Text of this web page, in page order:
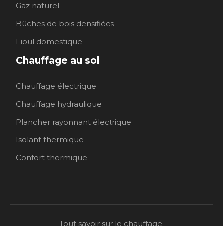
Gaz naturel
Bûches de bois densifiées
Fioul domestique
Chauffage au sol
Chauffage électrique
Chauffage hydraulique
Plancher rayonnant électrique
Isolant thermique
Confort thermique
Tout savoir sur le chauffage.